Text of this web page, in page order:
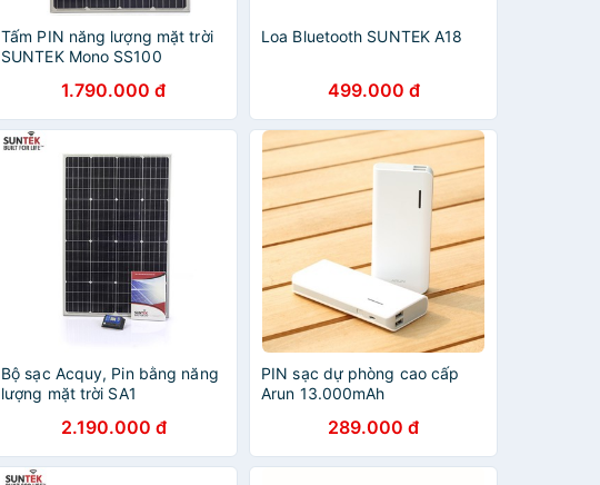
Tấm PIN năng lượng mặt trời
SUNTEK Mono SS100
1.790.000 đ
Loa Bluetooth SUNTEK A18
499.000 đ
Bộ sạc Acquy, Pin bằng năng
lượng mặt trời SA1
2.190.000 đ
PIN sạc dự phòng cao cấp
Arun 13.000mAh
289.000 đ